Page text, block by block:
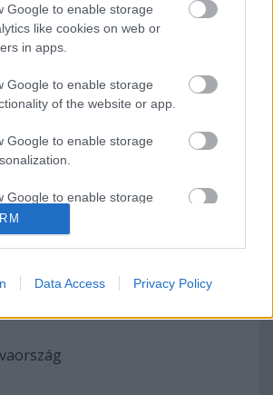
Google to enable storage
like cookies on web or
in apps.
Google to enable storage
of the website or app.
Google to enable storage
Google to enable storage
including authentication
fraud prevention, and other
Data Access Privacy Policy
az Egyesült Államok
megmutattuk az erőnket és
használni.
ha sokat ugráltok.